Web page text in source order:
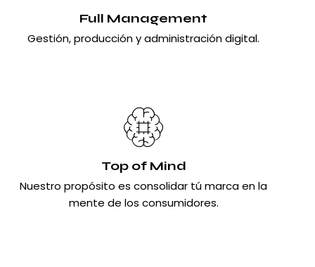
Full Management
Gestión, producción y administración digital.
Top of Mind
Nuestro propósito es consolidar tú marca en la
mente de los consumidores.